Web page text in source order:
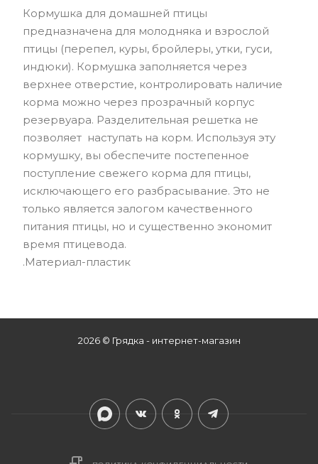
Кормушка для домашней птицы
предназначена для молодняка и взрослой
птицы (перепел, куры, бройлеры, утки, гуси,
индюки). Кормушка заполняется через
верхнее отверстие, контролировать наличие
корма можно через прозрачный корпус
резервуара. Разделительная решетка не
позволяет наступать на корм. Используя эту
кормушку, вы обеспечите постепенное
поступление свежего корма для птицы,
исключающего его разбрасывание. Это не
только является залогом качественного
питания птицы, но и существенно экономит
время птицевода.
.Материал-пластик
2026 © Грядка - интернет-магазин